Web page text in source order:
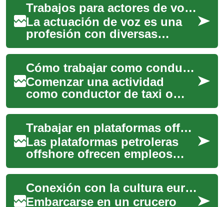
Trabajos para actores de voz: guía práctica para comenzar
La actuación de voz es una
profesión con diversas
salidas: doblaje, narración,
anuncios, videojuegos y más.
Este artí...
Cómo trabajar como conductor de taxi y mototaxi en Perú
Comenzar una actividad
como conductor de taxi o
mototaxi implica más que
manejar: requiere conocer
regulaciones, segu...
Trabajar en plataformas offshore: retos y oportunidades
Las plataformas petroleras
offshore ofrecen empleos
bien remunerados y
experiencias laborales únicas
en alta mar. Est...
Conexión con la cultura europea vía marítima
Embarcarse en un crucero